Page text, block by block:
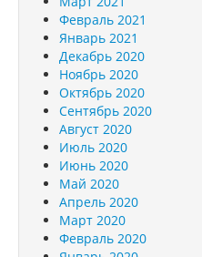
Февраль 2021
Январь 2021
Декабрь 2020
Ноябрь 2020
Октябрь 2020
Сентябрь 2020
Август 2020
Июль 2020
Июнь 2020
Май 2020
Апрель 2020
Март 2020
Февраль 2020